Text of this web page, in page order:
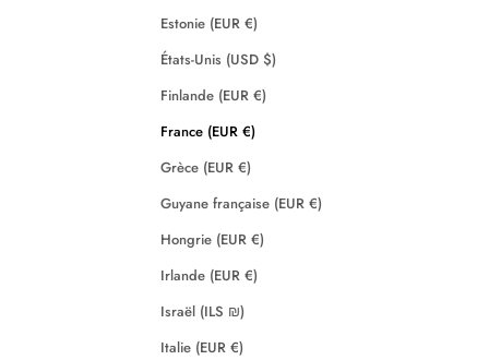
Estonie (EUR €)
États-Unis (USD $)
Finlande (EUR €)
France (EUR €)
Grèce (EUR €)
Guyane française (EUR €)
Hongrie (EUR €)
Irlande (EUR €)
Israël (ILS ₪)
Italie (EUR €)